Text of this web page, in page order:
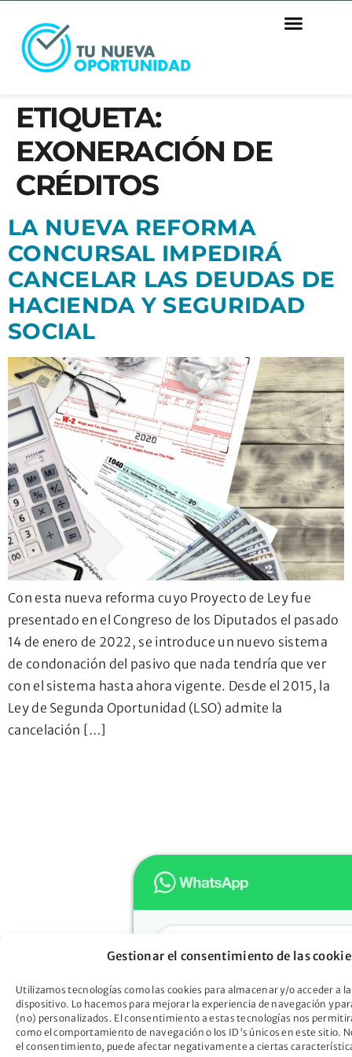
Gestionar el consentimiento de las
Utilizamos tecnologías como las cookies para almacenar y/o acceder a
dispositivo. Lo hacemos para mejorar la experiencia de navegación y
(no) personalizados. El consentimiento a estas tecnologías nos
como el comportamiento de navegación o los ID's únicos en este sitio.
el consentimiento, puede afectar negativamente a ciertas
ETIQUETA:
EXONERACIÓN DE
CRÉDITOS
LA NUEVA REFORMA
CONCURSAL IMPEDIRÁ
CANCELAR LAS DEUDAS DE
HACIENDA Y SEGURIDAD
SOCIAL
Con esta nueva reforma cuyo Proyecto de Ley fue
presentado en el Congreso de los Diputados el pasado
14 de enero de 2022, se introduce un nuevo sistema
de condonación del pasivo que nada tendría que ver
con el sistema hasta ahora vigente. Desde el 2015, la
Ley de Segunda Oportunidad (LSO) admite la
cancelación […]
Hola
Oportunidad. ¿En qué
ayudarte?
Descubre cómo la Ley de
Oportunidad puede liberarte